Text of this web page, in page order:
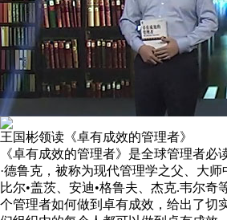
王国彬领读《卓有成效的管理者》
《卓有成效的管理者》是全球管理者必
·德鲁克，被称为现代管理学之父、大
比尔•盖茨、安迪•格鲁夫、杰克.韦尔奇
个管理者如何做到卓有成效，给出了切